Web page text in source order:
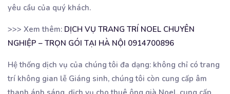
yêu cầu của quý khách.
>>> Xem thêm: DỊCH VỤ TRANG TRÍ NOEL CHUYÊN
NGHIỆP – TRỌN GÓI TẠI HÀ NỘI 0914700896
Hệ thống dịch vụ của chúng tôi đa dạng: không chỉ có trang
trí không gian lễ Giáng sinh, chúng tôi còn cung cấp âm